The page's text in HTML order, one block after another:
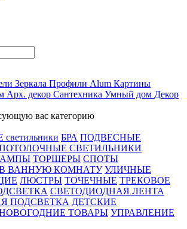
Зеркала Профили Alum Картины
Арх. декор Сантехника Умный дом Декор
вас категорию
БРА ПОДВЕСНЫЕ
СВЕТИЛЬНИКИ
ТОРШЕРЫ СПОТЫ
ВАННУЮ КОМНАТУ УЛИЧНЫЕ
ЛЮСТРЫ ТОЧЕЧНЫЕ ТРЕКОВОЕ
СВЕТОДИОДНАЯ ЛЕНТА
ПОДСВЕТКА ДЕТСКИЕ
ТОВАРЫ УПРАВЛЕНИЕ